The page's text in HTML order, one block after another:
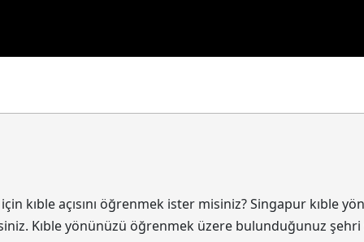
kıble açısını öğrenmek ister misiniz? Singapur kıble
Kıble yönünüzü öğrenmek üzere bulunduğunuz